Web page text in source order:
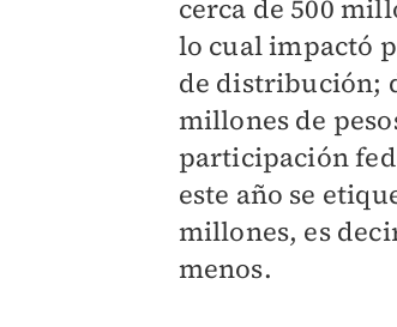
cerca de 500
lo cual impactó
de distribución;
millones de
participación
este año se
millones, es
menos.